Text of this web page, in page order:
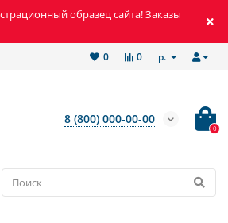
образец сайта! Заказы
р.
0
0
8 (800) 000-00-00
0